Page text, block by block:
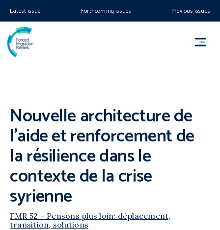
Latest issue Forthcoming issues Previous issues
Nouvelle architecture de
l’aide et renforcement de
la résilience dans le
contexte de la crise
syrienne
FMR 52 – Pensons plus loin: déplacement,
transition, solutions